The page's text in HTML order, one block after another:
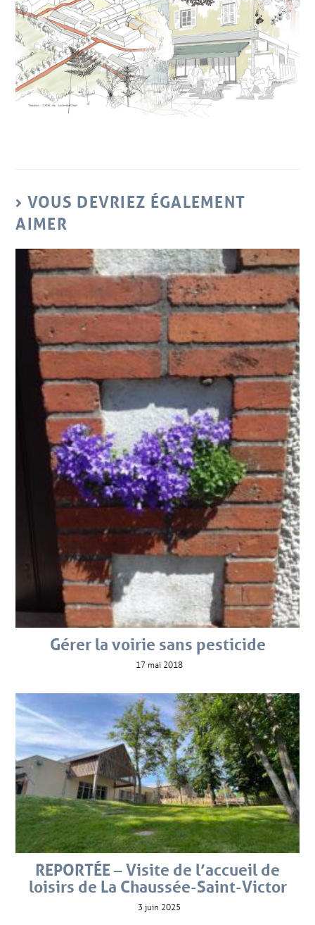
VOUS DEVRIEZ ÉGALEMENT
AIMER
Gérer la voirie sans pesticide
17 mai 2018
REPORTÉE – Visite de l’accueil de
loisirs de La Chaussée-Saint-Victor
3 juin 2025